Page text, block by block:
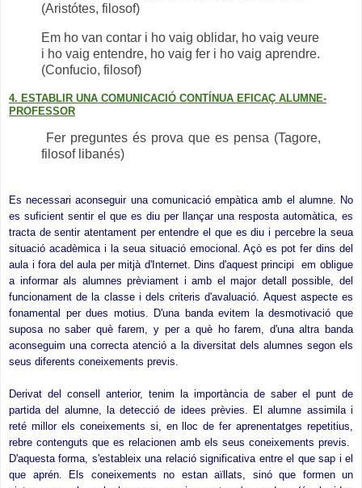
(Aristótes, filosof)
Em ho van contar i ho vaig oblidar, ho vaig veure
i ho vaig entendre, ho vaig fer i ho vaig aprendre.
(Confucio, filosof)
4. ESTABLIR UNA COMUNICACIÓ CONTÍNUA EFICAÇ ALUMNE-
PROFESSOR
Fer preguntes és prova que es pensa (Tagore,
filosof libanés)
Es necessari aconseguir una comunicació empàtica amb el alumne. No
es suficient sentir el que es diu per llançar una resposta automàtica, es
tracta de sentir atentament per entendre el que es diu i percebre la seua
situació acadèmica i la seua situació emocional. Açò es pot fer dins del
aula i fora del aula per mitjà d'Internet. Dins d'aquest principi em obligue
a informar als alumnes prèviament i amb el major detall possible, del
funcionament de la classe i dels criteris d'avaluació. Aquest aspecte es
fonamental per dues motius. D'una banda evitem la desmotivació que
suposa no saber què farem, y per a què ho farem, d'una altra banda
aconseguim una correcta atenció a la diversitat dels alumnes segon els
seus diferents coneixements previs.
Derivat del consell anterior, tenim la importància de saber el punt de
partida del alumne, la detecció de idees prèvies. El alumne assimila i
reté millor els coneixements si, en lloc de fer aprenentatges repetitius,
rebre contenguts que es relacionen amb els seus coneixements previs.
D'aquesta forma, s'estableix una relació significativa entre el que sap i el
que aprén. Els coneixements no estan aïllats, sinó que formen un